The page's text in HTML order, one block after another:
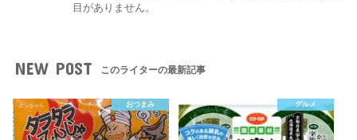
目がありません。
NEW POST このライターの最新記事
おつまみ グルメ